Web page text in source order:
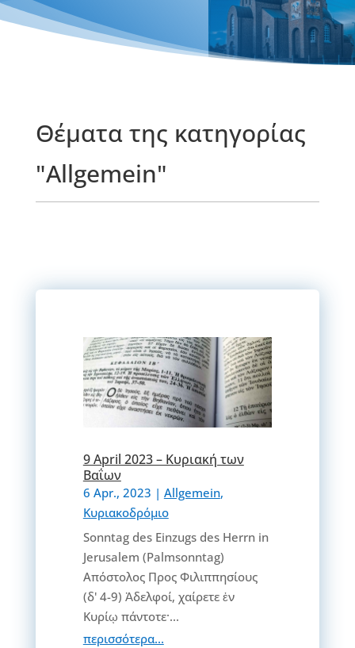
Θέματα της κατηγορίας
"Allgemein"
9 April 2023 – Κυριακή των
Βαΐων
6 Apr., 2023 | Allgemein,
Κυριακοδρόμιο
Sonntag des Einzugs des Herrn in
Jerusalem (Palmsonntag)
Απόστολος Προς Φιλιππησίους
(δ' 4-9) Ἀδελφοί, χαίρετε ἐν
Κυρίῳ πάντοτε·...
περισσότερα...